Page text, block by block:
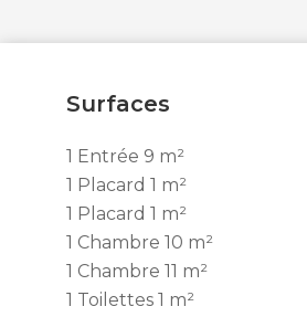
Surfaces
1 Entrée 9 m²
1 Placard 1 m²
1 Placard 1 m²
1 Chambre 10 m²
1 Chambre 11 m²
1 Toilettes 1 m²